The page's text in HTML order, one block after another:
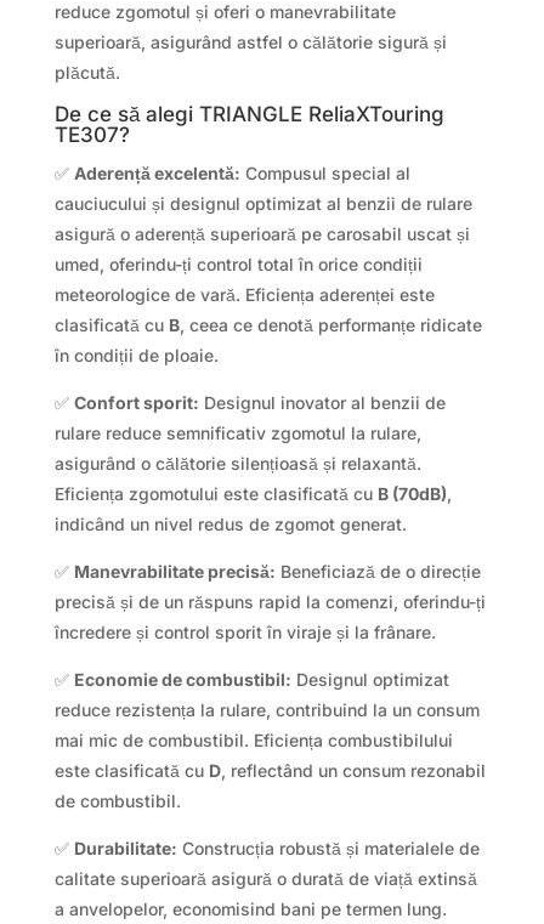
reduce zgomotul și oferi o manevrabilitate
superioară, asigurând astfel o călătorie sigură și
plăcută.
De ce să alegi TRIANGLE ReliaXTouring
TE307?
✅ Aderență excelentă: Compusul special al
cauciucului și designul optimizat al benzii de rulare
asigură o aderență superioară pe carosabil uscat și
umed, oferindu-ți control total în orice condiții
meteorologice de vară. Eficiența aderenței este
clasificată cu B, ceea ce denotă performanțe ridicate
în condiții de ploaie.
✅ Confort sporit: Designul inovator al benzii de
rulare reduce semnificativ zgomotul la rulare,
asigurând o călătorie silențioasă și relaxantă.
Eficiența zgomotului este clasificată cu B (70dB),
indicând un nivel redus de zgomot generat.
✅ Manevrabilitate precisă: Beneficiază de o direcție
precisă și de un răspuns rapid la comenzi, oferindu-ți
încredere și control sporit în viraje și la frânare.
✅ Economie de combustibil: Designul optimizat
reduce rezistența la rulare, contribuind la un consum
mai mic de combustibil. Eficiența combustibilului
este clasificată cu D, reflectând un consum rezonabil
de combustibil.
✅ Durabilitate: Construcția robustă și materialele de
calitate superioară asigură o durată de viață extinsă
a anvelopelor, economisind bani pe termen lung.